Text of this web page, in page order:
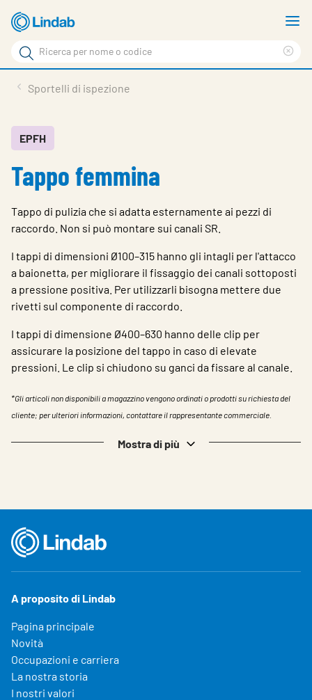
Log
visionare
Cerca
Cerca
Su Lindab
Su Tecnovent
Download
Log in
Scegliere la lingua
Sportelli di ispezione
EPFH
Tappo femmina
Tappo di pulizia che si adatta esternamente ai pezzi di
raccordo. Non si può montare sui canali SR.
I tappi di dimensioni Ø100–315 hanno gli intagli per l'attacco
a baionetta, per migliorare il fissaggio dei canali sottoposti
a pressione positiva. Per utilizzarli bisogna mettere due
rivetti sul componente di raccordo.
I tappi di dimensione Ø400–630 hanno delle clip per
assicurare la posizione del tappo in caso di elevate
pressioni. Le clip si chiudono su ganci da fissare al canale.
*Gli articoli non disponibili a magazzino vengono ordinati o prodotti su richiesta del
cliente; per ulteriori informazioni, contattare il rappresentante commerciale.
Mostra di più
A proposito di Lindab
Pagina principale
Novità
Occupazioni e carriera
La nostra storia
I nostri valori